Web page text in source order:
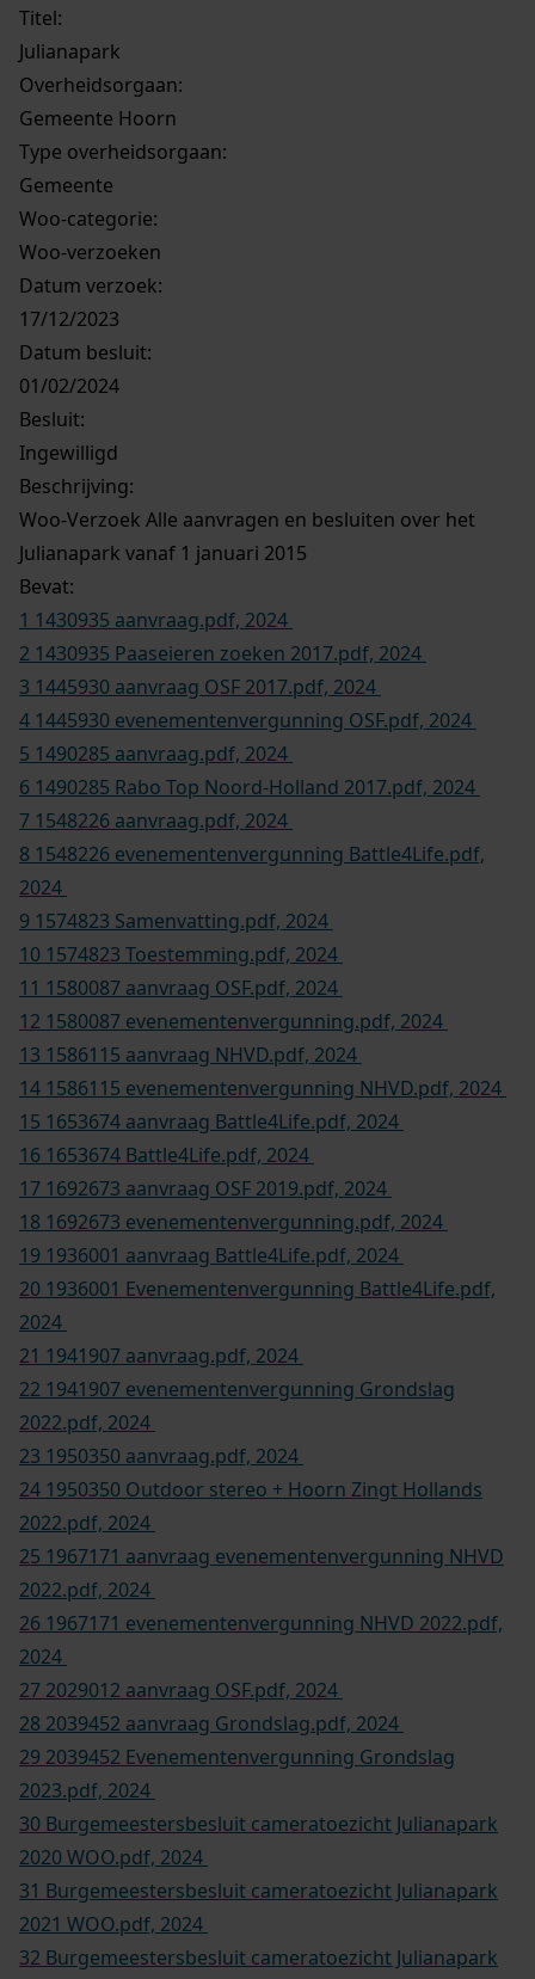
Titel:
Julianapark
Overheidsorgaan:
Gemeente Hoorn
Type overheidsorgaan:
Gemeente
Woo-categorie:
Woo-verzoeken
Datum verzoek:
17/12/2023
Datum besluit:
01/02/2024
Besluit:
Ingewilligd
Beschrijving:
Woo-Verzoek Alle aanvragen en besluiten over het
Julianapark vanaf 1 januari 2015
Bevat:
1 1430935 aanvraag.pdf, 2024
2 1430935 Paaseieren zoeken 2017.pdf, 2024
3 1445930 aanvraag OSF 2017.pdf, 2024
4 1445930 evenementenvergunning OSF.pdf, 2024
5 1490285 aanvraag.pdf, 2024
6 1490285 Rabo Top Noord-Holland 2017.pdf, 2024
7 1548226 aanvraag.pdf, 2024
8 1548226 evenementenvergunning Battle4Life.pdf,
2024
9 1574823 Samenvatting.pdf, 2024
10 1574823 Toestemming.pdf, 2024
11 1580087 aanvraag OSF.pdf, 2024
12 1580087 evenementenvergunning.pdf, 2024
13 1586115 aanvraag NHVD.pdf, 2024
14 1586115 evenementenvergunning NHVD.pdf, 2024
15 1653674 aanvraag Battle4Life.pdf, 2024
16 1653674 Battle4Life.pdf, 2024
17 1692673 aanvraag OSF 2019.pdf, 2024
18 1692673 evenementenvergunning.pdf, 2024
19 1936001 aanvraag Battle4Life.pdf, 2024
20 1936001 Evenementenvergunning Battle4Life.pdf,
2024
21 1941907 aanvraag.pdf, 2024
22 1941907 evenementenvergunning Grondslag
2022.pdf, 2024
23 1950350 aanvraag.pdf, 2024
24 1950350 Outdoor stereo + Hoorn Zingt Hollands
2022.pdf, 2024
25 1967171 aanvraag evenementenvergunning NHVD
2022.pdf, 2024